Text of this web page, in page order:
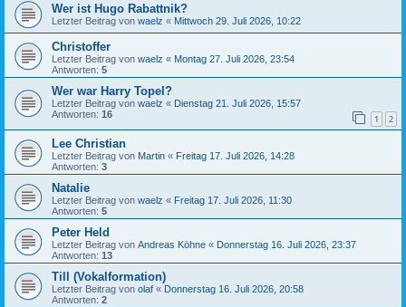
Wer ist Hugo Rabattnik?
Letzter Beitrag von waelz « Mittwoch 29. Juli 2026, 10:22
Christoffer
Letzter Beitrag von waelz « Montag 27. Juli 2026, 23:54
Antworten: 5
Wer war Harry Topel?
Letzter Beitrag von waelz « Dienstag 21. Juli 2026, 15:57
Antworten: 16 1 2
Lee Christian
Letzter Beitrag von Martin « Freitag 17. Juli 2026, 14:28
Antworten: 3
Natalie
Letzter Beitrag von waelz « Freitag 17. Juli 2026, 11:30
Antworten: 5
Peter Held
Letzter Beitrag von Andreas Köhne « Donnerstag 16. Juli 2026, 23:37
Antworten: 13
Till (Vokalformation)
Letzter Beitrag von olaf « Donnerstag 16. Juli 2026, 20:58
Antworten: 2